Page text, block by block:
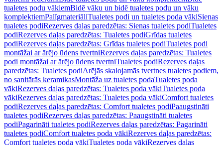
tualetes podu vākiemBidē vāku un bidē tualetes podu un vāku
komplektiemPalīgmateriāliTualetes podi un tualetes poda vākiSienas
tualetes podiRezerves daļas paredzētas: Sienas tualetes podiTualetes
podiRezerves daļas paredzētas: Tualetes podiGrīdas tualetes
podiRezerves daļas paredzētas: Grīdas tualetes podiTualetes podi
montāžai ar ārējo ūdens tvertniRezerves daļas paredzētas: Tualetes
podi montāžai ar ārējo ūdens tvertniTualetes podiRezerves daļas
paredzētas: Tualetes podiĀrējās skalojamās tvertnes tualetes podiem,
no sanitārās keramikasMontāža uz tualetes podaTualetes poda
vākiRezerves daļas paredzētas: Tualetes poda vākiTualetes poda
vākiRezerves daļas paredzētas: Tualetes poda vākiComfort tualetes
podiRezerves daļas paredzētas: Comfort tualetes podiPaaugstināti
tualetes podiRezerves daļas paredzētas: Paaugstināti tualetes
podiPagarināti tualetes podiRezerves daļas paredzētas: Pagarināti
tualetes podiComfort tualetes poda vākiRezerves daļas paredzētas:
Comfort tualetes poda vākiTualetes poda vākiRezerves daļas